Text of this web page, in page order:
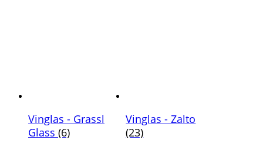
Vinglas - Grassl
Glass (6)
Vinglas - Zalto
(23)